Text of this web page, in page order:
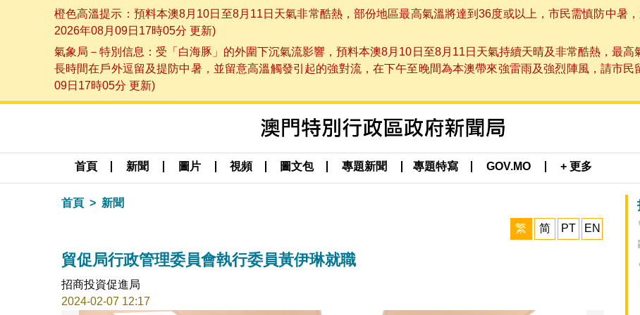
橙色高溫提示：預料本澳8月10日至8月11日天氣非常酷熱，部份地區最高氣溫將達到36度或以上，市民需慎防中暑
2026年08月09日17時05分 更新)
氣象局－特別信息：受「白海豚」的外圍下沉氣流影響，預料本澳8月10日至8月11日天氣持續天晴及非常酷熱，最
長時間在戶外逗留及提防中暑，並留意高溫觸發引起的強對流，在下午至晚間為本澳帶來強雷雨及強烈陣風，請市民
09日17時05分 更新)
首頁 新聞 圖片 視頻 圖文包 專題新聞 專題特寫 GOV.MO + 更多
首頁 新聞
繁 简 PT EN
貿促局行政管理委員會執行委員黃伊琳就職
招商投資促進局
2024-02-07 12:17